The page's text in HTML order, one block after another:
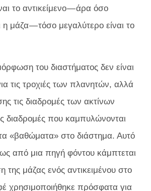
το αντικείμενο — άρα όσο
η μάζα — τόσο μεγαλύτερο είναι το
του διαστήματος δεν είναι
τις τροχιές των πλανητών, αλλά
τις διαδρομές των ακτίνων
διαδρομές που καμπυλώνονται
«βαθώματα» στο διάστημα. Αυτό
από μια πηγή φόντου κάμπτεται
της μάζας ενός αντικειμένου στο
χρησιμοποιήθηκε πρόσφατα για